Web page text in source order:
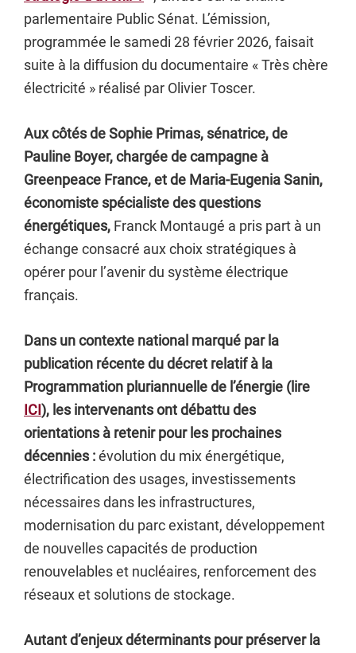
parlementaire Public Sénat. L’émission,
programmée le samedi 28 février 2026, faisait
suite à la diffusion du documentaire « Très chère
électricité » réalisé par Olivier Toscer.
Aux côtés de Sophie Primas, sénatrice, de
Pauline Boyer, chargée de campagne à
Greenpeace France, et de Maria-Eugenia Sanin,
économiste spécialiste des questions
énergétiques, Franck Montaugé a pris part à un
échange consacré aux choix stratégiques à
opérer pour l’avenir du système électrique
français.
Dans un contexte national marqué par la
publication récente du décret relatif à la
Programmation pluriannuelle de l’énergie (lire
ICI), les intervenants ont débattu des
orientations à retenir pour les prochaines
décennies :évolution du mix énergétique,
électrification des usages, investissements
nécessaires dans les infrastructures,
modernisation du parc existant, développement
de nouvelles capacités de production
renouvelables et nucléaires, renforcement des
réseaux et solutions de stockage.
Autant d’enjeux déterminants pour préserver la